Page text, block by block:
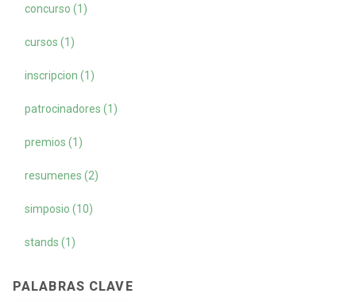
concurso (1)
cursos (1)
inscripcion (1)
patrocinadores (1)
premios (1)
resumenes (2)
simposio (10)
stands (1)
PALABRAS CLAVE